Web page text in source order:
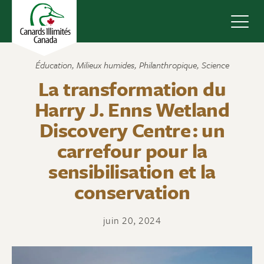
Éducation, Milieux humides, Philanthropique, Science
La transformation du
Harry J. Enns Wetland
Discovery Centre : un
carrefour pour la
sensibilisation et la
conservation
juin 20, 2024